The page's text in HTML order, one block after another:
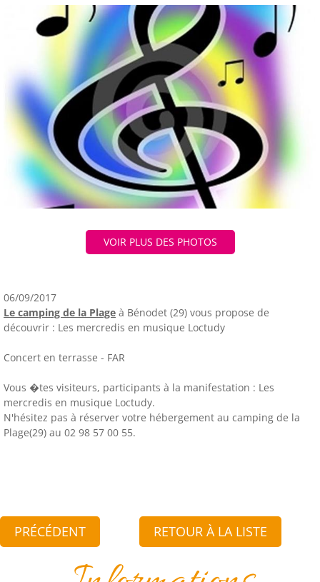
VOIR PLUS DES PHOTOS
06/09/2017
Le camping de la Plage à Bénodet (29) vous propose de
découvrir : Les mercredis en musique Loctudy
Concert en terrasse - FAR
Vous �tes visiteurs, participants à la manifestation : Les
mercredis en musique Loctudy.
N'hésitez pas à réserver votre hébergement au camping de la
Plage(29) au 02 98 57 00 55.
PRÉCÉDENT RETOUR À LA LISTE